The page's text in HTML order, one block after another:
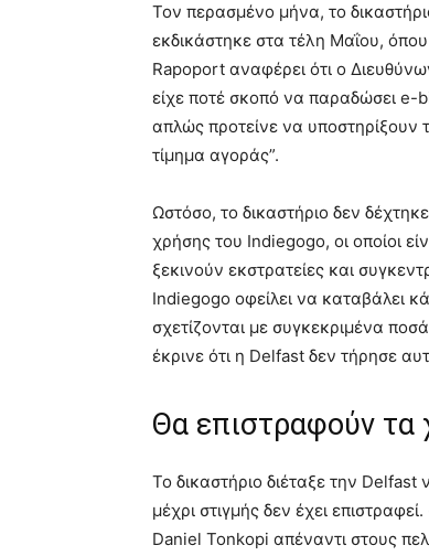
Τον περασμένο μήνα, το
εκδικάστηκε στα τέλη Μαΐου,
Rapoport αναφέρει ότι ο
είχε ποτέ σκοπό να παραδώσει e-
απλώς προτείνε να υποστηρίξουν
τίμημα αγοράς”.
Ωστόσο, το δικαστήριο δεν
χρήσης του Indiegogo, οι οποίοι
ξεκινούν εκστρατείες και
Indiegogo οφείλει να καταβάλει
σχετίζονται με συγκεκριμένα
έκρινε ότι η Delfast δεν τήρησε
Θα επιστραφούν τα
Το δικαστήριο διέταξε την
μέχρι στιγμής δεν έχει
Daniel Tonkopi απέναντι στους